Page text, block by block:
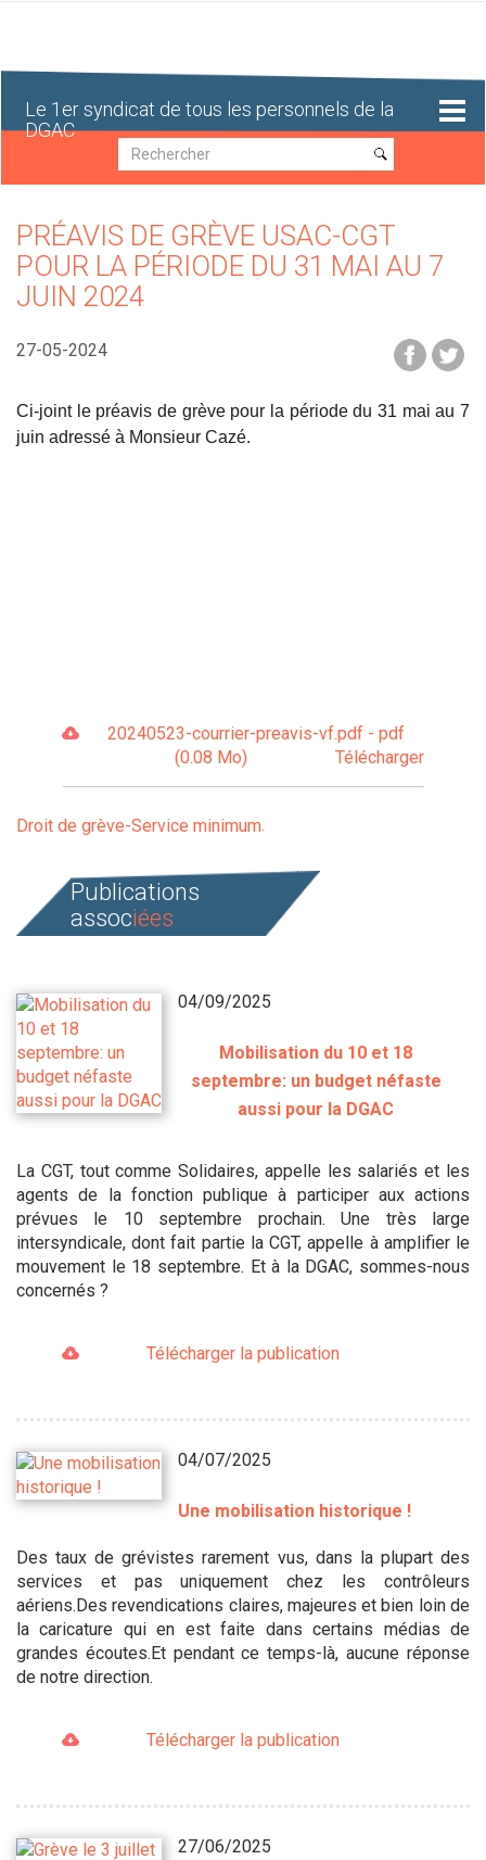
Le 1er syndicat de tous les personnels de la
DGAC
Recherche
Recherche
PRÉAVIS DE GRÈVE USAC-CGT
POUR LA PÉRIODE DU 31 MAI AU 7
JUIN 2024
27-05-2024
Ci-joint le préavis de grève pour la période du 31 mai au 7
juin adressé à Monsieur Cazé.
20240523-courrier-preavis-vf.pdf - pdf
(0.08 Mo)
Télécharger
Droit de grève-Service minimum
Publications
associées
04/09/2025
Mobilisation du 10 et 18
septembre: un budget néfaste
aussi pour la DGAC
La CGT, tout comme Solidaires, appelle les salariés et les
agents de la fonction publique à participer aux actions
prévues le 10 septembre prochain. Une très large
intersyndicale, dont fait partie la CGT, appelle à amplifier le
mouvement le 18 septembre. Et à la DGAC, sommes-nous
concernés ?
Télécharger la publication
04/07/2025
Une mobilisation historique !
Des taux de grévistes rarement vus, dans la plupart des
services et pas uniquement chez les contrôleurs
aériens.Des revendications claires, majeures et bien loin de
la caricature qui en est faite dans certains médias de
grandes écoutes.Et pendant ce temps-là, aucune réponse
de notre direction.
Télécharger la publication
27/06/2025